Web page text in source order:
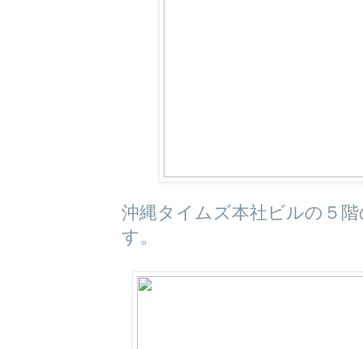
沖縄タイムズ本社ビルの５
す。